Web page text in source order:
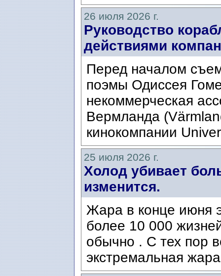
26 июля 2026 г.
Руководство
действиями
Перед началом
поэмы Одиссея
некоммерческая
Вермланда
кинокомпании
25 июля 2026 г.
Холод убивает
изменится.
Жара в конце июня
более 10 000
обычно . С тех пор
экстремальная